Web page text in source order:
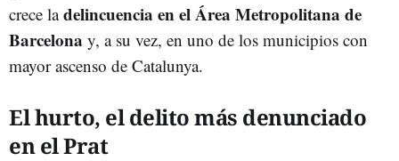
crece ladelincuencia en el Área Metropolitana de
Barcelona y, a su vez, en uno de los municipios con
mayor ascenso de Catalunya.
El hurto, el delito más denunciado
en el Prat